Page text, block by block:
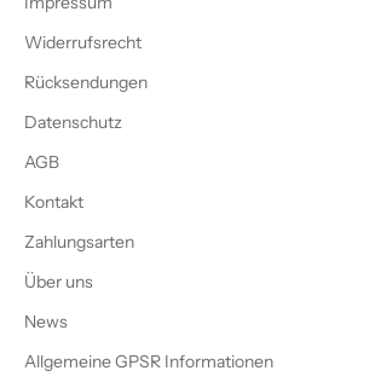
Widerrufsrecht
Rücksendungen
Datenschutz
AGB
Kontakt
Zahlungsarten
Über uns
News
Allgemeine GPSR Informationen